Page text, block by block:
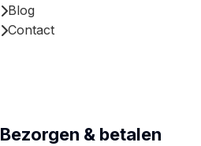
Blog
Contact
Bezorgen & betalen